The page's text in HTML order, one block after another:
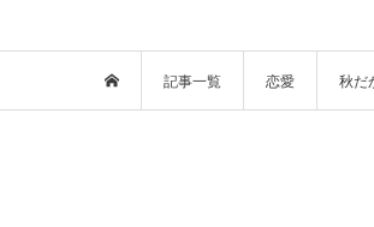
記事一覧 恋愛 秋だ